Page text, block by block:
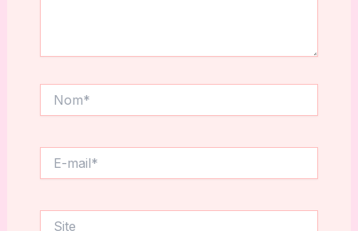
mail*